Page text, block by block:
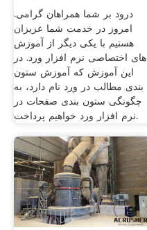
درود بر شما همراهان گرامی.
امروز در خدمت شما عزیزان
هستیم با یکی دیگر از آموزش
های اختصاصی نرم افزار ورد. در
این آموزش که آموزش ستون
بندی مطالب در ورد نام دارد، به
چگونگی ستون بندی صفحات در
نرم افزار ورد خواهیم پرداخت.